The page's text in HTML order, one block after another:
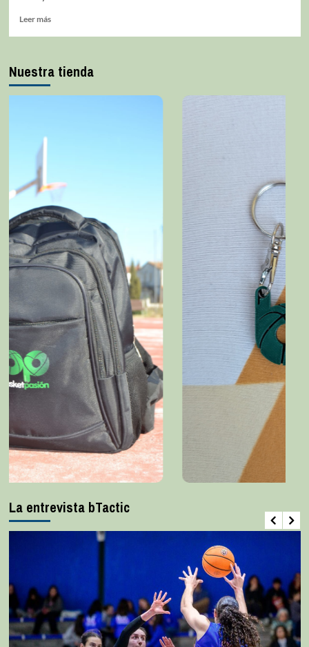
Leer más
Nuestra tienda
La entrevista bTactic